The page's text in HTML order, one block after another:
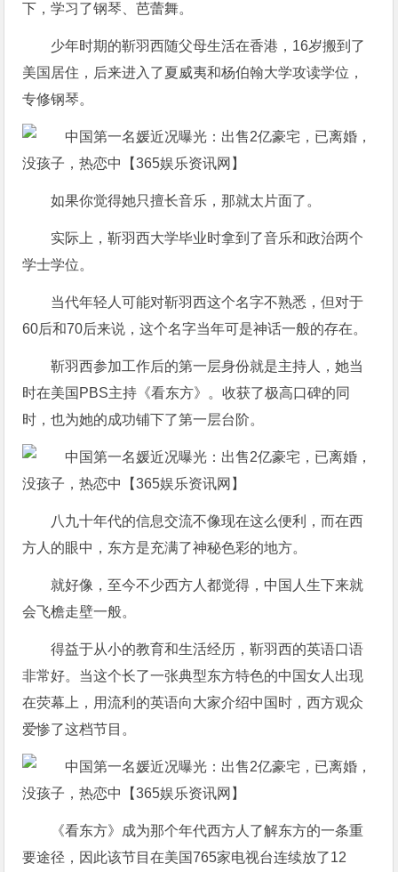
下，学习了钢琴、芭蕾舞。
少年时期的靳羽西随父母生活在香港，16岁搬到了
美国居住，后来进入了夏威夷和杨伯翰大学攻读学位，
专修钢琴。
如果你觉得她只擅长音乐，那就太片面了。
实际上，靳羽西大学毕业时拿到了音乐和政治两个
学士学位。
当代年轻人可能对靳羽西这个名字不熟悉，但对于
60后和70后来说，这个名字当年可是神话一般的存在。
靳羽西参加工作后的第一层身份就是主持人，她当
时在美国PBS主持《看东方》。收获了极高口碑的同
时，也为她的成功铺下了第一层台阶。
八九十年代的信息交流不像现在这么便利，而在西
方人的眼中，东方是充满了神秘色彩的地方。
就好像，至今不少西方人都觉得，中国人生下来就
会飞檐走壁一般。
得益于从小的教育和生活经历，靳羽西的英语口语
非常好。当这个长了一张典型东方特色的中国女人出现
在荧幕上，用流利的英语向大家介绍中国时，西方观众
爱惨了这档节目。
《看东方》成为那个年代西方人了解东方的一条重
要途径，因此该节目在美国765家电视台连续放了12